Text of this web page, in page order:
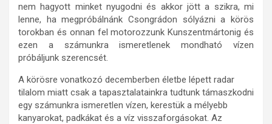
nem hagyott minket nyugodni és akkor jött a szikra, mi
lenne, ha megpróbálnánk Csongrádon sólyázni a körös
torokban és onnan fel motorozzunk Kunszentmártonig és
ezen a számunkra ismeretlenek mondható vízen
próbáljunk szerencsét.
A körösre vonatkozó decemberben életbe lépett radar
tilalom miatt csak a tapasztalatainkra tudtunk támaszkodni
egy számunkra ismeretlen vízen, kerestük a mélyebb
kanyarokat, padkákat és a víz visszaforgásokat. Az